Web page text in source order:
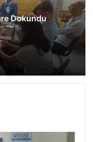
Dokundu